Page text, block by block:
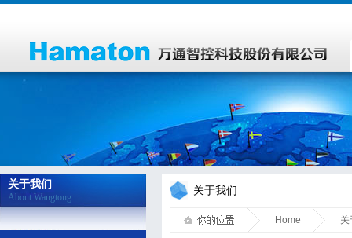
关于我们
About Wangtong
关于我们
Home 关